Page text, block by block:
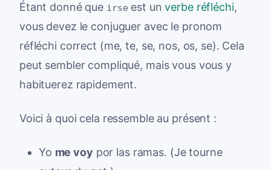
Étant donné que irse est unverbe réfléchi,
vous devez le conjuguer avec le pronom
réfléchi correct (me, te, se, nos, os, se). Cela
peut sembler compliqué, mais vous vous y
habituerez rapidement.
Voici à quoi cela ressemble au présent :
Yo me voy por las ramas. (Je tourne